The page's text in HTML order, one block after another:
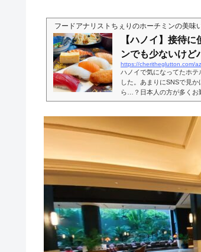
フードアナリストちぇりのホーチミンの美味
【ハノイ】接待
ンでも少ないけど
https://cheritheglutton.com/
ハノイで気になってたホ
した。あまりにSNSで見
ら…？日本人の方が多くお
かんだ言って、お店やホ
1名、ということが多いと
れるようで、何かと安心。
せることなどもありましょ